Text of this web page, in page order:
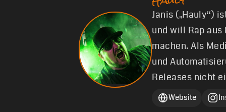
Janis („Hauly“)
und will Rap
machen. Als
und
Releases nicht
Website